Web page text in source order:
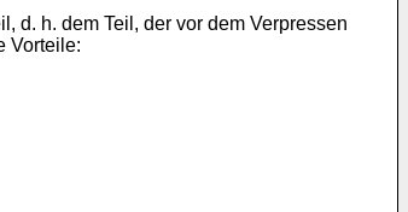
d. h. dem Teil, der vor dem Verpressen
Vorteile: